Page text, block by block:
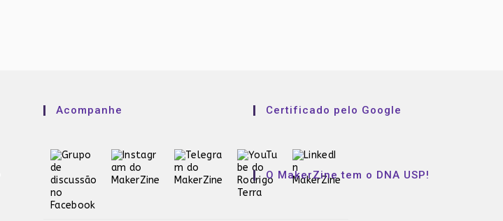
Acompanhe Certificado pelo Google
O MakerZine tem o DNA USP!